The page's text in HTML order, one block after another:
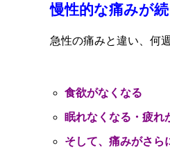
慢性的な痛みが
急性の痛みと違い、何
食欲がなくなる
眠れなくなる・疲れ
そして、痛みがさら